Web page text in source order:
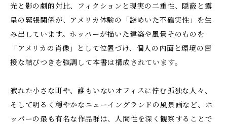
光と影の劇的対比、フィクションと現実の二重性、隠蔽と露
呈の緊張関係が、アメリカ体験の「謎めいた不確実性」を生
み出しています。ホッパーが描いた建築や風景そのものを
「アメリカの肖像」として位置づけ、個人の内面と環境の密
接な結びつきを強調して本書は構成されています。
寂れた小さな町や、誰もいないオフィスに佇む孤独な人々、
そして明るく穏やかなニューイングランドの風景画など、ホ
ッパーの最も有名な作品群は、人間性を深く観察することで